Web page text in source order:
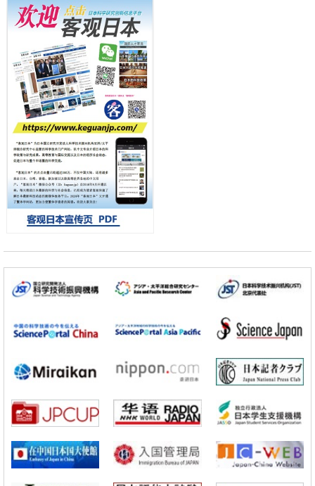
产总研无需石油利用松脂制备石墨前驱体，可作为电池电极材料
科学研究
东京大学和海上保安厅等发现南海海槽沿线板块边界锁定状态存在区域
差异
政策
日本第2次医疗研究开发调整费，根据一线实际情况和需求分配99.3亿
日元
科学研究
千叶大学鉴定出导致难治性疾病“肺高血压症”恶化的蛋白质“MYL9/12”，
会引发血管结构恶化
科学研究
京都大学高效生成光的构成单元“光子”，可应用于量子计算机
科学研究
开发出300亿年仅误差1秒的光晶格钟，构建网络将其打造为下一代社会
基础设施
经济・社会
科学研究
带大量基因的人工细胞
政策
展研究
科学研究
京都大学高效生成光的构成单元“光子”，可应用于量子计算机
科学研究
开发出300亿年仅误差1秒的光晶格钟，构建网络将其打造为下一代社会
经济・社会
日本成立“以人为本AI联盟”——力争借助AI拓展社会公众创造力，依托
日本科学未来馆 科学交
流员
小岩井忠道 泷川 进